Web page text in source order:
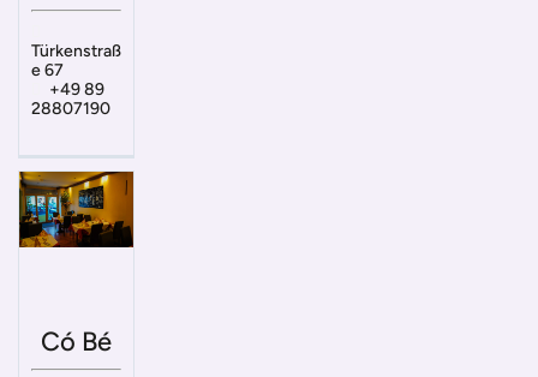
Türkenstraß
e 67
+49 89
28807190
Có Bé